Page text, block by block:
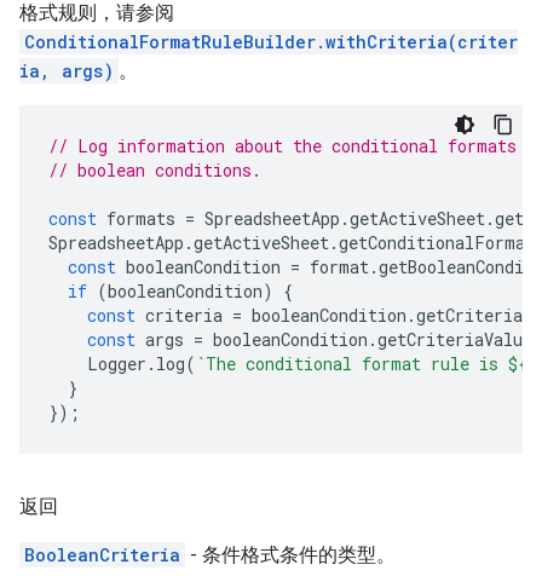
格式规则，请参阅
ConditionalFormatRuleBuilder.withCriteria(criter
ia, args) 。
// Log information about the conditional formats
// boolean conditions.
const formats = SpreadsheetApp .getActiveSheet.
SpreadsheetApp .getActiveSheet.
const booleanCondition = format.
if (booleanCondition)
{
const criteria = booleanCondition .
const args = booleanCondition .getCriteriaValues
Logger . log( `The conditional format rule is ${
}
});
返回
BooleanCriteria - 条件格式条件的类型。